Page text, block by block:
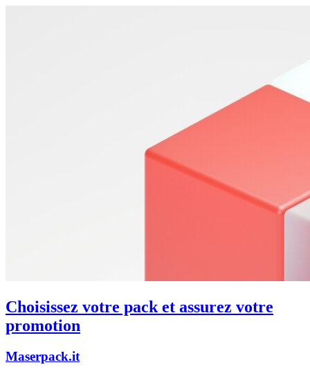
Choisissez votre pack et assurez votre
promotion
Maserpack.it